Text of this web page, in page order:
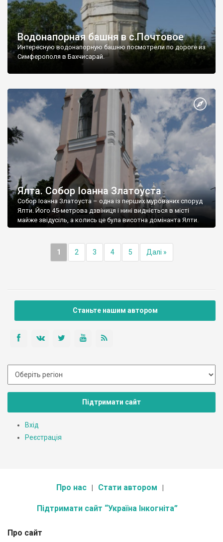
Водонапорная башня в с.Почтовое
Интересную водонапорную башню посмотрели по дороге из
Симферополя в Бахчисарай.
Ялта. Собор Іоанна Златоуста
Собор Іоанна Златоуста – одна із перших мурованих споруд
Ялти. Його 45-метрова дзвіниця і нині видніється в місті
майже звідусіль, а колись це була висотна домінанта Ялти.
1 2 3 4 5 Далі »
Станьте нашим автором
Підтримати сайт
Вхід
Реєстрація
Про нас Стати автором
Підтримати сайт “Україна Інкогніта”
Про сайт